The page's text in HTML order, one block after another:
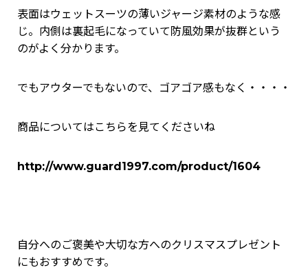
表面はウェットスーツの薄いジャージ素材のような感
じ。内側は裏起毛になっていて防風効果が抜群という
のがよく分かります。
でもアウターでもないので、ゴアゴア感もなく・・・・
商品についてはこちらを見てくださいね
http://www.guard1997.com/product/1604
自分へのご褒美や大切な方へのクリスマスプレゼント
にもおすすめです。